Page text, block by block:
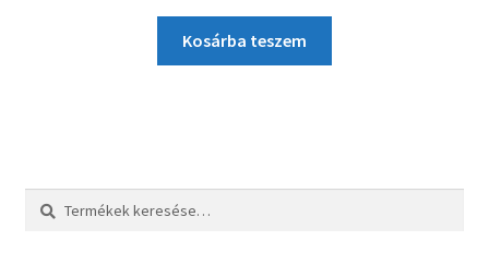
Kosárba teszem
Keresés
Keresés